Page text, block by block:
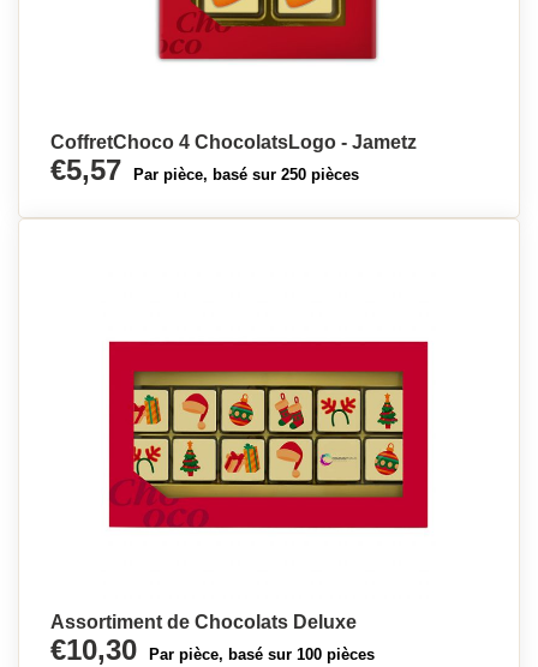
CoffretChoco 4 ChocolatsLogo - Jametz
€5,57 Par pièce, basé sur 250 pièces
Assortiment de Chocolats Deluxe
€10,30 Par pièce, basé sur 100 pièces